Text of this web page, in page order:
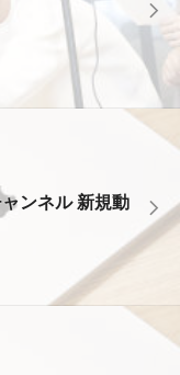
ンネル 新規動